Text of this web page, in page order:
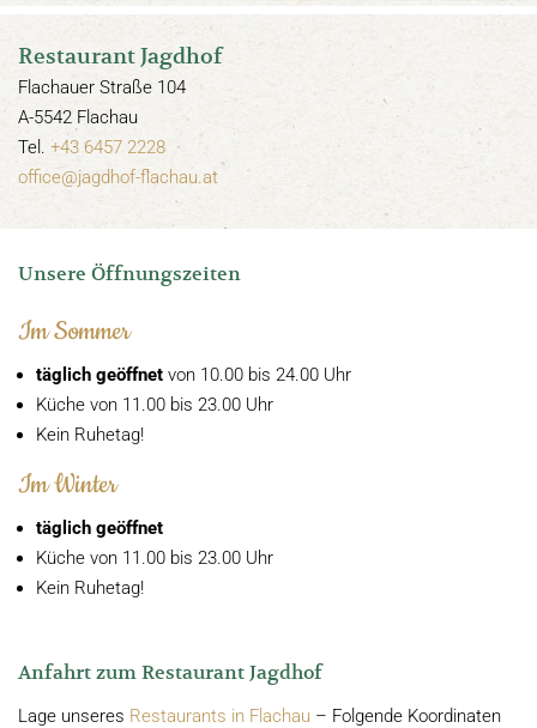
Restaurant Jagdhof
Flachauer Straße 104
A-5542 Flachau
Tel. +43 6457 2228
office@jagdhof-flachau.at
Unsere Öffnungszeiten
Im Sommer
täglich geöffnet von 10.00 bis 24.00 Uhr
Küche von 11.00 bis 23.00 Uhr
Kein Ruhetag!
Im Winter
täglich geöffnet
Küche von 11.00 bis 23.00 Uhr
Kein Ruhetag!
Anfahrt zum Restaurant Jagdhof
Lage unseres Restaurants in Flachau – Folgende Koordinaten